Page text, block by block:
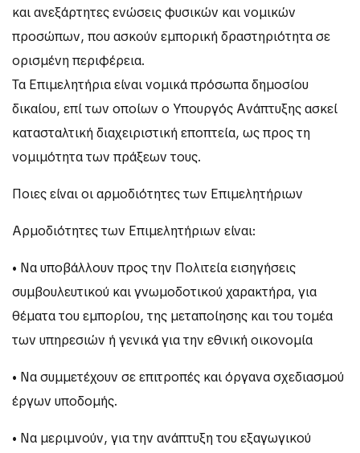
και ανεξάρτητες ενώσεις φυσικών και νομικών
προσώπων, που ασκούν εμπορική δραστηριότητα σε
ορισμένη περιφέρεια.
Τα Επιμελητήρια είναι νομικά πρόσωπα δημοσίου
δικαίου, επί των οποίων ο Υπουργός Ανάπτυξης ασκεί
κατασταλτική διαχειριστική εποπτεία, ως προς τη
νομιμότητα των πράξεων τους.
Ποιες είναι οι αρμοδιότητες των Επιμελητήριων
Αρμοδιότητες των Επιμελητήριων είναι:
• Να υποβάλλουν προς την Πολιτεία εισηγήσεις
συμβουλευτικού και γνωμοδοτικού χαρακτήρα, για
θέματα του εμπορίου, της μεταποίησης και του τομέα
των υπηρεσιών ή γενικά για την εθνική οικονομία
• Να συμμετέχουν σε επιτροπές και όργανα σχεδιασμού
έργων υποδομής.
• Να μεριμνούν, για την ανάπτυξη του εξαγωγικού